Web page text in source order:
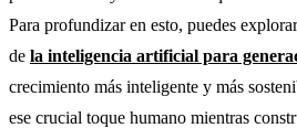
Para profundizar en esto, puedes
de la inteligencia artificial para
crecimiento más inteligente y más
ese crucial toque humano mientras